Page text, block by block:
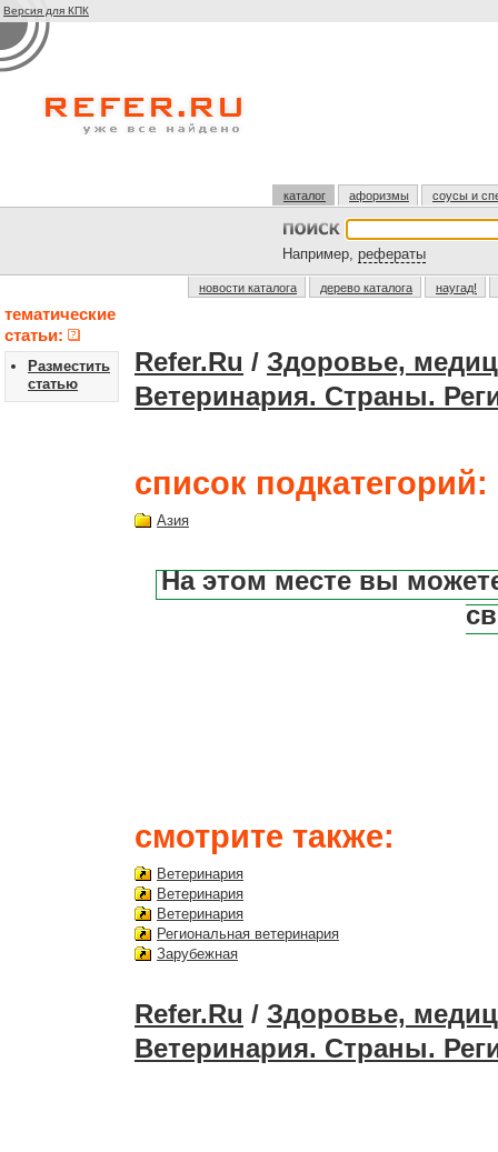
Версия для КПК
каталог афоризмы соусы и
Например, рефераты
новости каталога дерево каталога наугад!
тематические
статьи:
Разместить
статью
Refer.Ru / Здоровье,
Ветеринария. Страны.
список подкатегорий:
Азия
На этом месте вы
смотрите также:
Ветеринария
Ветеринария
Ветеринария
Региональная ветеринария
Зарубежная
Refer.Ru / Здоровье,
Ветеринария. Страны.